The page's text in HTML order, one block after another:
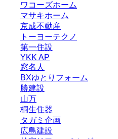
ワコーズホーム
マサキホーム
京成不動産
トーヨーテクノ
第一住設
YKK AP
窓名人
BXゆとりフォーム
勝建設
山万
桐生住器
タガミ企画
広島建設